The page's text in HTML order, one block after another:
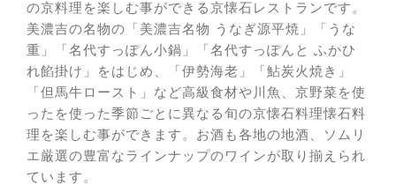
の京料理を楽しむ事ができる京懐石レストランです。
美濃吉の名物の「美濃吉名物 うなぎ源平焼」「うな
重」「名代すっぽん小鍋」「名代すっぽんと ふかひ
れ餡掛け」をはじめ、「伊勢海老」「鮎炭火焼き」
「但馬牛ロースト」など高級食材や川魚、京野菜を使
ったを使った季節ごとに異なる旬の京懐石料理懐石料
理を楽しむ事ができます。お酒も各地の地酒、ソムリ
エ厳選の豊富なラインナップのワインが取り揃えられ
ています。